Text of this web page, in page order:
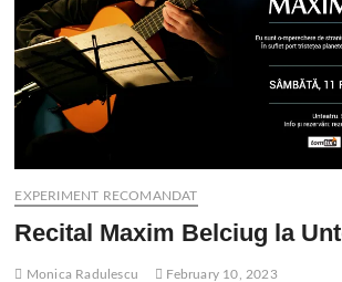
EXPERIMENT RECOMANDAT
Recital Maxim Belciug la
Monica Radulescu February 10, 2023